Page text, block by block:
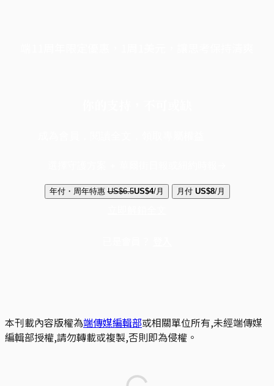
年付・周年特惠 US$6.5US$4/月 月付 US$8/月
本刊載內容版權為端傳媒編輯部或相關單位所有,未經端傳媒
編輯部授權,請勿轉載或複製,否則即為侵權。